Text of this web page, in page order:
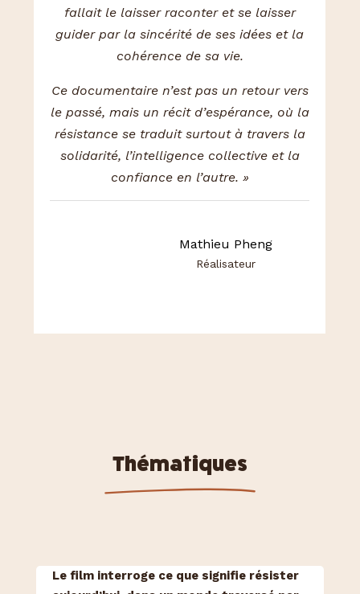
fallait le laisser raconter et se laisser
guider par la sincérité de ses idées et la
cohérence de sa vie.
Ce documentaire n’est pas un retour vers
le passé, mais un récit d’espérance, où la
résistance se traduit surtout à travers la
solidarité, l’intelligence collective et la
confiance en l’autre. »
Mathieu Pheng
Réalisateur
Thématiques
Le film interroge ce que signifie résister